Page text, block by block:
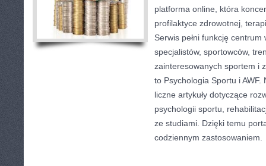
platforma online, która
profilaktyce zdrowotnej,
Serwis pełni funkcję centrum
specjalistów, sportowców,
zainteresowanych sportem i
to Psychologia Sportu i
liczne artykuły dotyczące
psychologii sportu,
ze studiami. Dzięki temu
codziennym zastosowaniem.